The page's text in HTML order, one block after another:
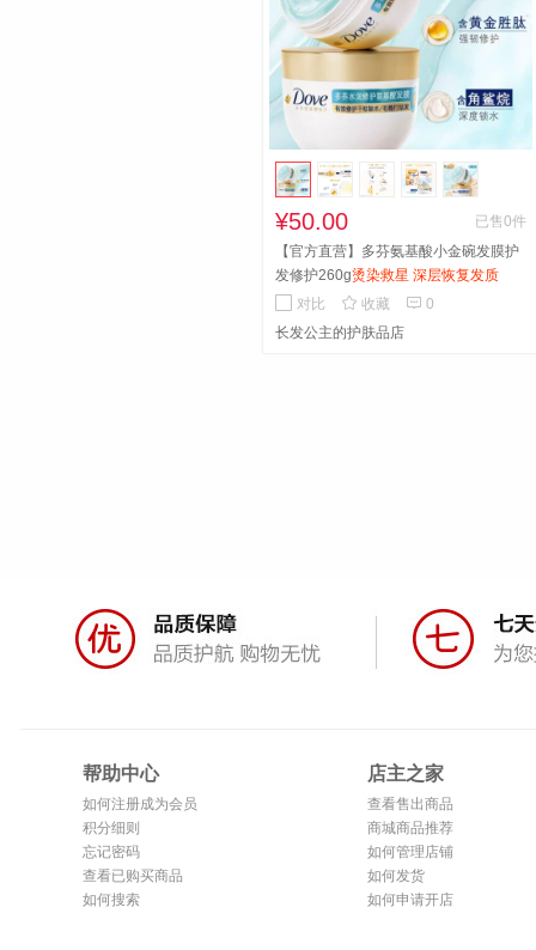
¥50.00
已售0件
【官方直营】多芬氨基酸小金碗发膜护
发修护260g烫染救星 深层恢复发质
对比
 收藏  0
长发公主的护肤品店
帮助中心
如何注册成为会员
积分细则
忘记密码
查看已购买商品
如何搜索
店主之家
查看售出商品
商城商品推荐
如何管理店铺
如何发货
如何申请开店